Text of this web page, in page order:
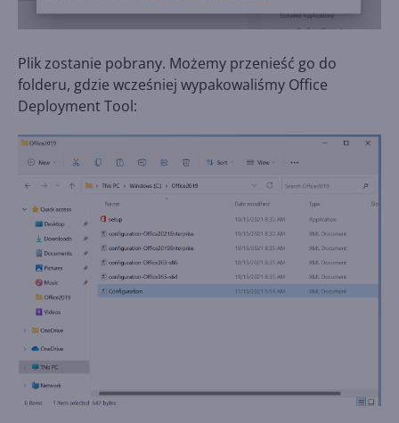
Plik zostanie pobrany. Możemy przenieść go do
folderu, gdzie wcześniej wypakowaliśmy Office
Deployment Tool: